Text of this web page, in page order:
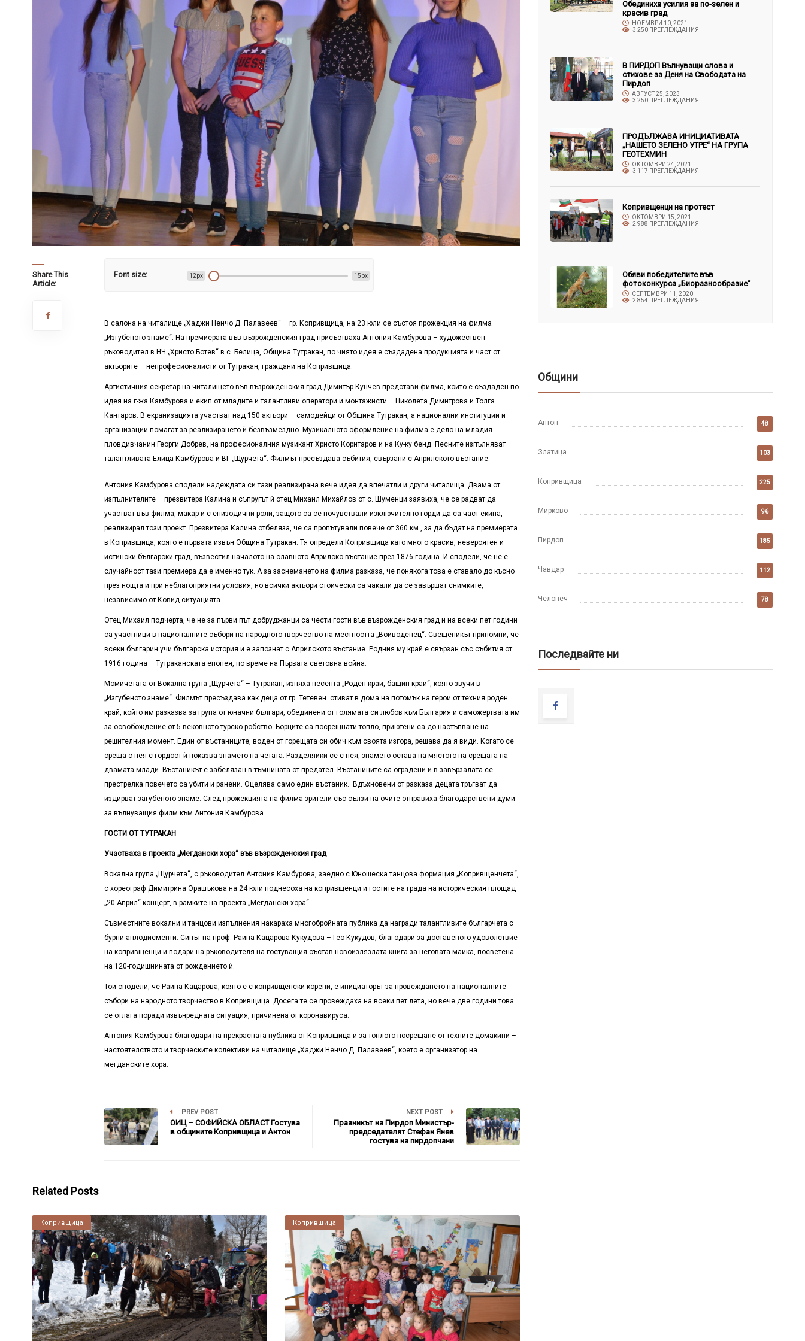
Share This
Article:
Font size: 12px 15px
В салона на читалище „Хаджи Ненчо Д. Палавеев“ – гр. Копривщица, на 23 юли се състоя прожекция на филма
„Изгубеното знаме“. На премиерата във възрожденския град присъстваха Антония Камбурова – художествен
ръководител в НЧ „Христо Ботев“ в с. Белица, Община Тутракан, по чиято идея е създадена продукцията и част от
актьорите – непрофесионалисти от Тутракан, граждани на Копривщица.
Артистичния секретар на читалището във възрожденския град Димитър Кунчев представи филма, който е създаден по
идея на г-жа Камбурова и екип от младите и талантливи оператори и монтажисти – Николета Димитрова и Толга
Кантаров. В екранизацията участват над 150 актьори – самодейци от Община Тутракан, а национални институции и
организации помагат за реализирането ѝ безвъзмездно. Музикалното оформление на филма е дело на младия
пловдивчанин Георги Добрев, на професионалния музикант Христо Коритаров и на Ку-ку бенд. Песните изпълняват
талантливата Елица Камбурова и ВГ „Щурчета“. Филмът пресъздава събития, свързани с Априлското въстание.
Антония Камбурова сподели надеждата си тази реализирана вече идея да впечатли и други читалища. Двама от
изпълнителите – презвитера Калина и съпругът ѝ отец Михаил Михайлов от с. Шуменци заявиха, че се радват да
участват във филма, макар и с епизодични роли, защото са се почувствали изключително горди да са част екипа,
реализирал този проект. Презвитера Калина отбеляза, че са пропътували повече от 360 км., за да бъдат на премиерата
в Копривщица, която е първата извън Община Тутракан. Тя определи Копривщица като много красив, невероятен и
истински български град, възвестил началото на славното Априлско въстание през 1876 година. И сподели, че не е
случайност тази премиера да е именно тук. А за заснемането на филма разказа, че понякога това е ставало до късно
през нощта и при неблагоприятни условия, но всички актьори стоически са чакали да се завършат снимките,
независимо от Ковид ситуацията.
Отец Михаил подчерта, че не за първи път добруджанци са чести гости във възрожденския град и на всеки пет години
са участници в националните събори на народното творчество на местността „Войводенец“. Свещеникът припомни, че
всеки българин учи българска история и е запознат с Априлското въстание. Родния му край е свързан със събития от
1916 година – Тутраканската епопея, по време на Първата световна война.
Момичетата от Вокална група „Щурчета“ – Тутракан, изпяха песента „Роден край, бащин край“, която звучи в
„Изгубеното знаме“. Филмът пресъздава как деца от гр. Тетевен отиват в дома на потомък на герои от техния роден
край, който им разказва за група от юначни българи, обединени от голямата си любов към България и саможертвата им
за освобождение от 5-вековното турско робство. Борците са посрещнати топло, приютени са до настъпване на
решителния момент. Един от въстаниците, воден от горещата си обич към своята изгора, решава да я види. Когато се
среща с нея с гордост ѝ показва знамето на четата. Разделяйки се с нея, знамето остава на мястото на срещата на
двамата млади. Въстаникът е забелязан в тъмнината от предател. Въстаниците са оградени и в завързалата се
престрелка повечето са убити и ранени. Оцелява само един въстаник. Вдъхновени от разказа децата тръгват да
издирват загубеното знаме. След прожекцията на филма зрители със сълзи на очите отправиха благодарствени думи
за вълнуващия филм към Антония Камбурова.
ГОСТИ ОТ ТУТРАКАН
Участваха в проекта „Мегдански хора“ във възрожденския град
Вокална група „Щурчета“, с ръководител Антония Камбурова, заедно с Юношеска танцова формация „Копривщенчета“,
с хореограф Димитрина Орашъкова на 24 юли поднесоха на копривщенци и гостите на града на историческия площад
„20 Април“ концерт, в рамките на проекта „Мегдански хора“.
Съвместните вокални и танцови изпълнения накараха многобройната публика да награди талантливите българчета с
бурни аплодисменти. Синът на проф. Райна Кацарова-Кукудова – Гео Кукудов, благодари за доставеното удоволствие
на копривщенци и подари на ръководителя на гостуващия състав новоизлязлата книга за неговата майка, посветена
на 120-годишнината от рождението ѝ.
Той сподели, че Райна Кацарова, която е с копривщенски корени, е инициаторът за провеждането на националните
събори на народното творчество в Копривщица. Досега те се провеждаха на всеки пет лета, но вече две години това
се отлага поради извънредната ситуация, причинена от коронавируса.
Антония Камбурова благодари на прекрасната публика от Копривщица и за топлото посрещане от техните домакини –
настоятелството и творческите колективи на читалище „Хаджи Ненчо Д. Палавеев“, което е организатор на
мегданските хора.
PREV POST
ОИЦ – СОФИЙСКА ОБЛАСТ Гостува
в общините Копривщица и Антон
NEXT POST
Празникът на Пирдоп Министър-
председателят Стефан Янев
гостува на пирдопчани
Related Posts
Копривщица Копривщица
Обединиха усилия за по-зелен и
красив град
НОЕМВРИ 10, 2021
3 250 ПРЕГЛЕЖДАНИЯ
В ПИРДОП Вълнуващи слова и
стихове за Деня на Свободата на
Пирдоп
АВГУСТ 25, 2023
3 250 ПРЕГЛЕЖДАНИЯ
ПРОДЪЛЖАВА ИНИЦИАТИВАТА
„НАШЕТО ЗЕЛЕНО УТРЕ“ НА ГРУПА
ГЕОТЕХМИН
ОКТОМВРИ 24, 2021
3 117 ПРЕГЛЕЖДАНИЯ
Копривщенци на протест
ОКТОМВРИ 15, 2021
2 988 ПРЕГЛЕЖДАНИЯ
Обяви победителите във
фотоконкурса „Биоразнообразие“
СЕПТЕМВРИ 11, 2020
2 854 ПРЕГЛЕЖДАНИЯ
Общини
Антон 48
Златица 103
Копривщица 225
Мирково 96
Пирдоп 185
Чавдар 112
Челопеч 78
Последвайте ни